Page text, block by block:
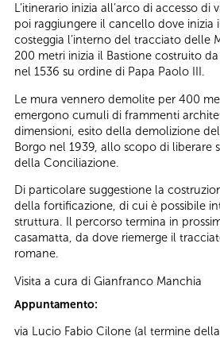
L’itinerario inizia all’arco di accesso di
poi raggiungere il cancello dove inizia
costeggia l’interno del tracciato delle
200 metri inizia il Bastione costruito
nel 1536 su ordine di Papa Paolo III.
Le mura vennero demolite per 400
emergono cumuli di frammenti
dimensioni, esito della demolizione
Borgo nel 1939, allo scopo di liberare
della Conciliazione.
Di particolare suggestione la
della fortificazione, di cui è possibile
struttura. Il percorso termina in
casamatta, da dove riemerge il
romane.
Visita a cura di Gianfranco Manchia
Appuntamento:
via Lucio Fabio Cilone (al termine